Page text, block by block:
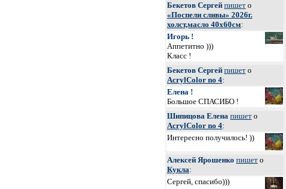
Бекетов Сергей пишет о
«Поспели сливы» 2026г.
холст,масло 40х60см:
Игорь !
Аппетитно )))
Класс !
Бекетов Сергей пишет о
AcrylColor no 4:
Елена !
Большое СПАСИБО !
Шипицова Елена пишет о
AcrylColor no 4:
Интересно получилось! ))
Алексей Ярошенко пишет о
Кукла:
Сергей, спасибо)))